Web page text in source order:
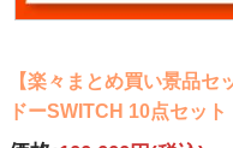
【楽々まとめ買い景品
ドーSWITCH 10点セット